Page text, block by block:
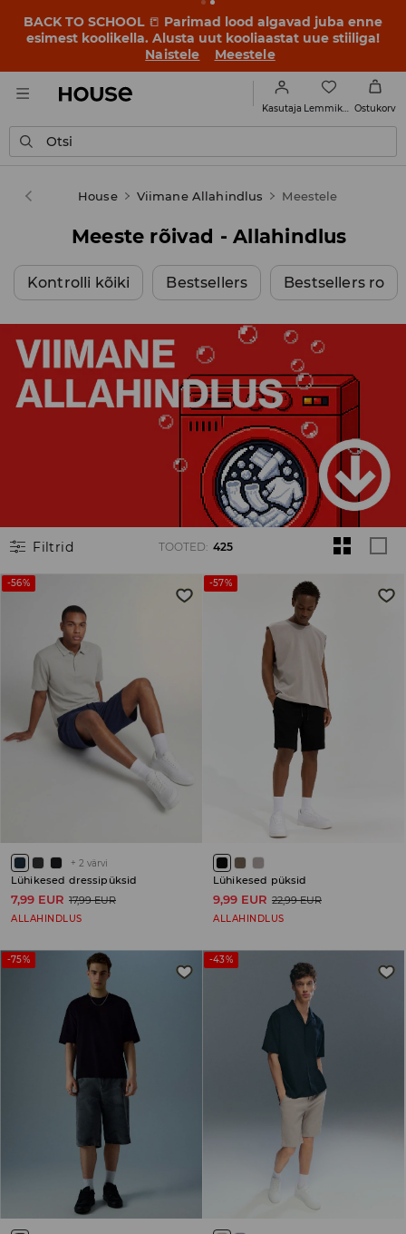
BACK TO SCHOOL 📒 Parimad lood algavad juba enne
esimest koolikella. Alusta uut kooliaastat uue stiiliga!
Naistele
Meestele
Kasutaja Ostukorv
Otsi
House Viimane Allahindlus Meestele
Meeste rõivad - Allahindlus
Kontrolli kõiki Bestsellers Bestsellers ro
Filtrid TOOTED: 425
-56%
+ 2 värvi
Lühikesed dressipüksid
7,99 EUR 17,99 EUR
ALLAHINDLUS
-57%
Lühikesed püksid
9,99 EUR 22,99 EUR
ALLAHINDLUS
-75% -43%